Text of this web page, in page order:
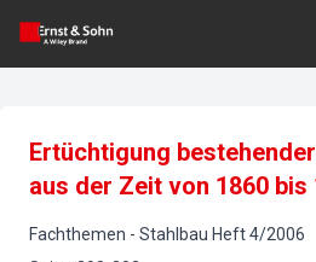
Ertüchtigung
aus der Zeit von 1860 bis
Fachthemen - Stahlbau Heft4/2006